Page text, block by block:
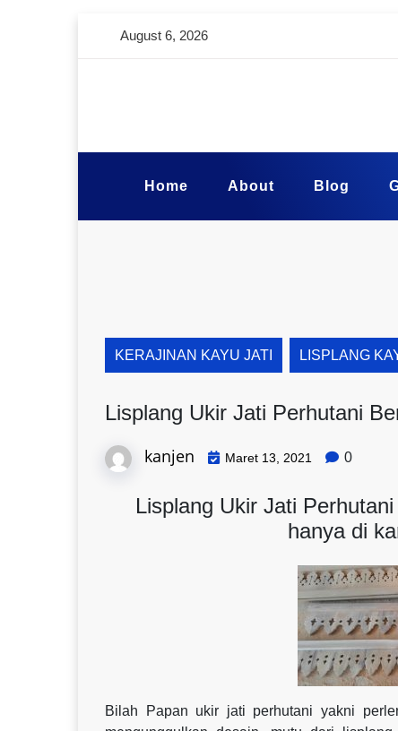
August 6, 2026
Home About Blog
KERAJINAN KAYU JATI LISPLANG
Lisplang Ukir Jati Perhutani
kanjen Maret 13, 2021 0
Lisplang Ukir Jati
hanya di
Bilah Papan ukir jati perhutani yakni